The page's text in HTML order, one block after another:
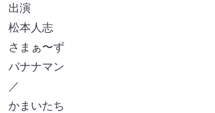
出演
松本人志
さまぁ〜ず
バナナマン
／
かまいたち